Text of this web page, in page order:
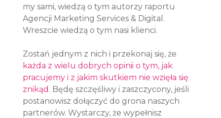
my sami, wiedzą o tym autorzy raportu
Agencji Marketing Services & Digital.
Wreszcie wiedzą o tym nasi klienci.
Zostań jednym z nich i przekonaj się, że
każda z wielu dobrych opinii o tym, jak
pracujemy i z jakim skutkiem nie wzięła się
znikąd . Będę szczęśliwy i zaszczycony, jeśli
postanowisz dołączyć do grona naszych
partnerów. Wystarczy, że wypełnisz